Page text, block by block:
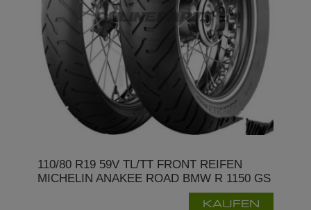
110/80 R19 59V TL/TT FRONT REIFEN
MICHELIN ANAKEE ROAD BMW R 1150 GS
KAUFEN